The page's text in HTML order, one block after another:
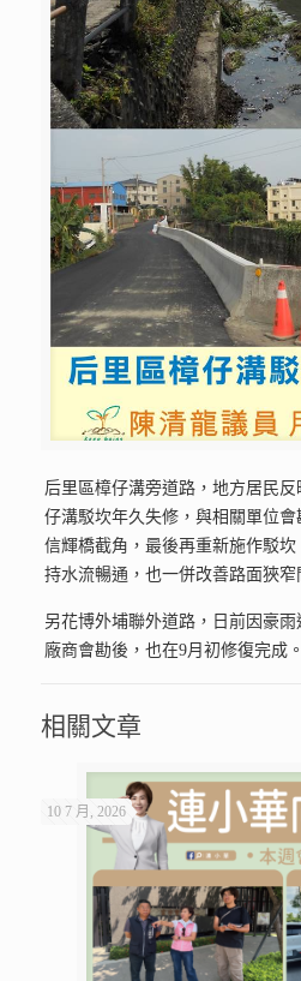
后里區樟仔溝旁道路，地方居民
仔溝駁坎年久失修，與相關單位
信輝橋截角，最後再重新施作駁
持水流暢通，也一併改善路面狹窄
另花博外埔聯外道路，日前因豪
廠商會勘後，也在9月初修復完成。
相關文章
10 7 月, 2026